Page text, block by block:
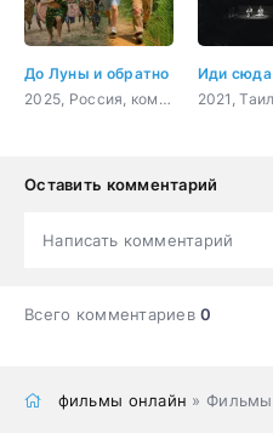
До Луны и обратно
2025, Россия, комедия, семейный
Иди сюда
Оставить комментарий
Написать комментарий
Всего комментариев0
фильмы онлайн » Фильмы